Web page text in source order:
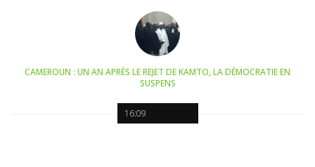
16:09
CAMEROUN : UN AN APRÈS LE REJET DE KAMTO, LA DÉMOCRATIE EN
SUSPENS